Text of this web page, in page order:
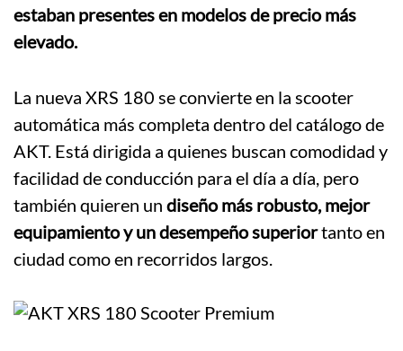
estaban presentes en modelos de precio más
elevado.
La nueva XRS 180 se convierte en la scooter
automática más completa dentro del catálogo de
AKT. Está dirigida a quienes buscan comodidad y
facilidad de conducción para el día a día, pero
también quieren un diseño más robusto, mejor
equipamiento y un desempeño superiortanto en
ciudad como en recorridos largos.